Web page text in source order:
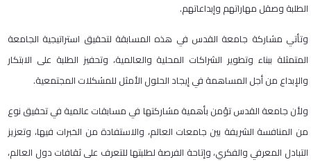
الطلبة وصقل مهاراتهم وإبداعاتهم.
وتأتي مشاركة جامعة القدس في هذه المسابقة لتحقيق استراتيجية الجامعة
المتمثلة ببناء وتطوير الشراكات المحلية والعالمية، وتحفيز الطلبة على الابتكار
والإبداع من أجل المساهمة في إيجاد الحلول الأمثل للمشكلات المجتمعية.
ولأن جامعة القدس تؤمن بأهمية مشاركتها في مسابقات عالمية في تحقيق نوع
من المنافسة الشريفة بين جامعات العالم، والاستفادة من الخبرات فيها، وتعزيز
التبادل المعرفي والفكري، وإتاحة الفرصة لطلبتها للتعرف على ثقافات دول العالم،